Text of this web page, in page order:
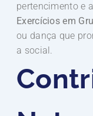
pertencimento e
Exercícios em
ou dança que
a social.